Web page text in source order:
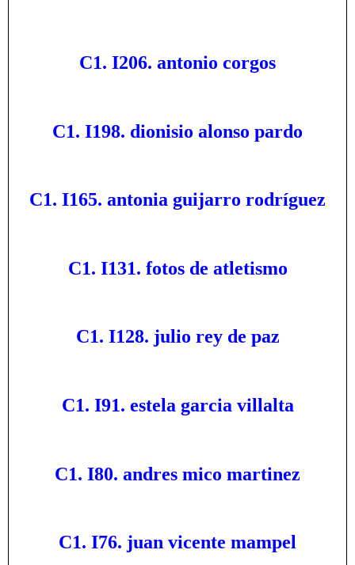
C1. I206. antonio corgos
C1. I198. dionisio alonso pardo
C1. I165. antonia guijarro rodríguez
C1. I131. fotos de atletismo
C1. I128. julio rey de paz
C1. I91. estela garcia villalta
C1. I80. andres mico martinez
C1. I76. juan vicente mampel